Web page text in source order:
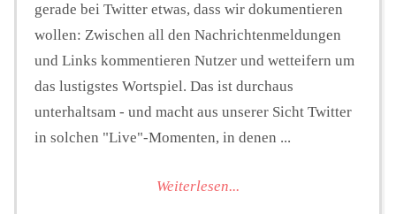
Unterstützen
gerade bei Twitter etwas, dass wir dokumentieren
wollen: Zwischen all den Nachrichtenmeldungen
und Links kommentieren Nutzer und wetteifern um
das lustigstes Wortspiel. Das ist durchaus
unterhaltsam - und macht aus unserer Sicht Twitter
in solchen "Live"-Momenten, in denen ...
Weiterlesen...